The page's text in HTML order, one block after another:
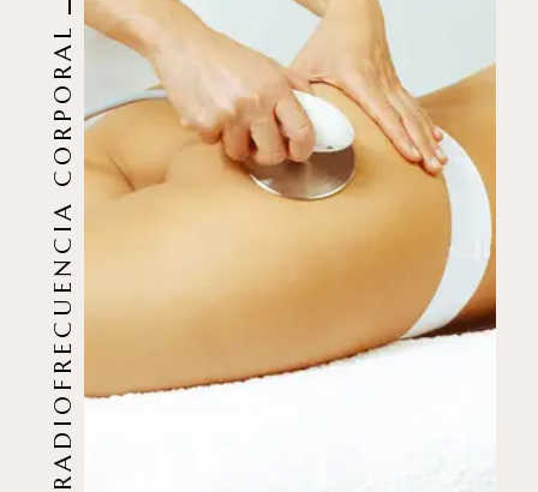
RADIOFRECUENCIA CORPORAL